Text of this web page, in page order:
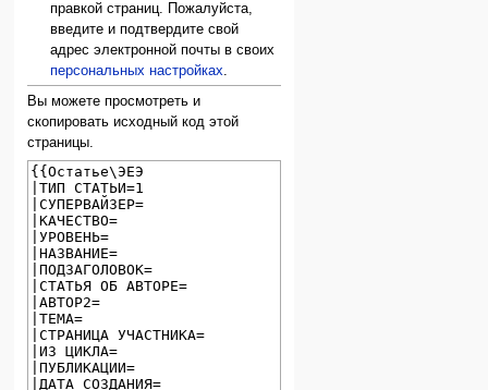
правкой страниц. Пожалуйста,
введите и подтвердите свой
адрес электронной почты в своих
персональных настройках.
Вы можете просмотреть и
скопировать исходный код этой
страницы.